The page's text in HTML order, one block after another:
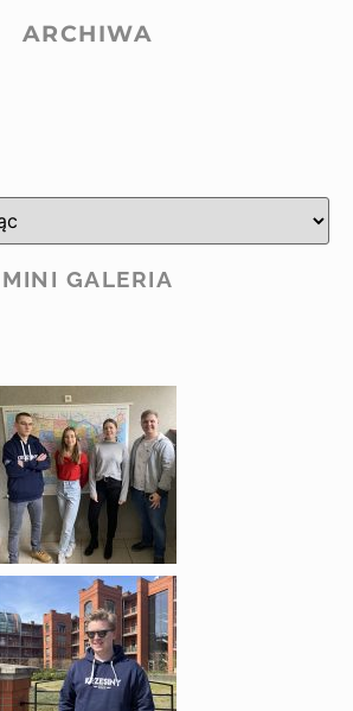
ARCHIWA
MINI GALERIA